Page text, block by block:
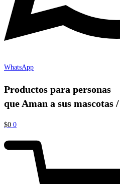
WhatsApp
Productos para personas
que Aman a sus mascotas
$0 0